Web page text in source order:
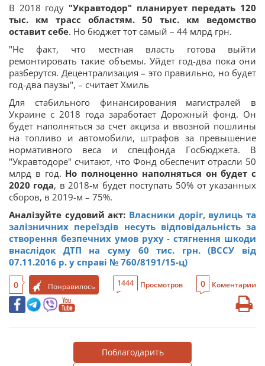
В 2018 году "Укравтодор" планирует передать 120
тыс. км трасс областям. 50 тыс. км ведомство
оставит себе. Но бюджет тот самый – 44 млрд грн.
"Не факт, что местная власть готова выйти
ремонтировать такие объемы. Уйдет год-два пока они
разберутся. Децентрализация – это правильно, но будет
год-два паузы", – считает Хмиль
Для стабильного финансирования магистралей в
Украине с 2018 года заработает Дорожный фонд. Он
будет наполняться за счет акциза и ввозной пошлины
на топливо и автомобили, штрафов за превышение
нормативного веса и спецфонда Госбюджета. В
"Укравтодоре" считают, что Фонд обеспечит отрасли 50
млрд в год. Но полноценно наполняться он будет с
2020 года, в 2018-м будет поступать 50% от указанных
сборов, в 2019-м – 75%.
Аналізуйте судовий акт: Власники доріг, вулиць та
залізничних переїздів несуть відповідальність за
створення безпечних умов руху - стягнення шкоди
внаслідок ДТП на суму 60 тис. грн. (ВССУ від
07.11.2016 р. у справі № 760/8191/15-ц)
0 Понравилось 1444 Просмотров 0 Коментарии
Поблагодарить